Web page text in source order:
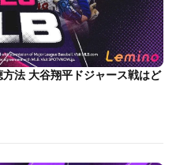
法 大谷翔平ドジャース戦はど